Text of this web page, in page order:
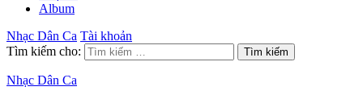
Album
Nhạc Dân Ca Tài khoản
Tìm kiếm cho:
Nhạc Dân Ca